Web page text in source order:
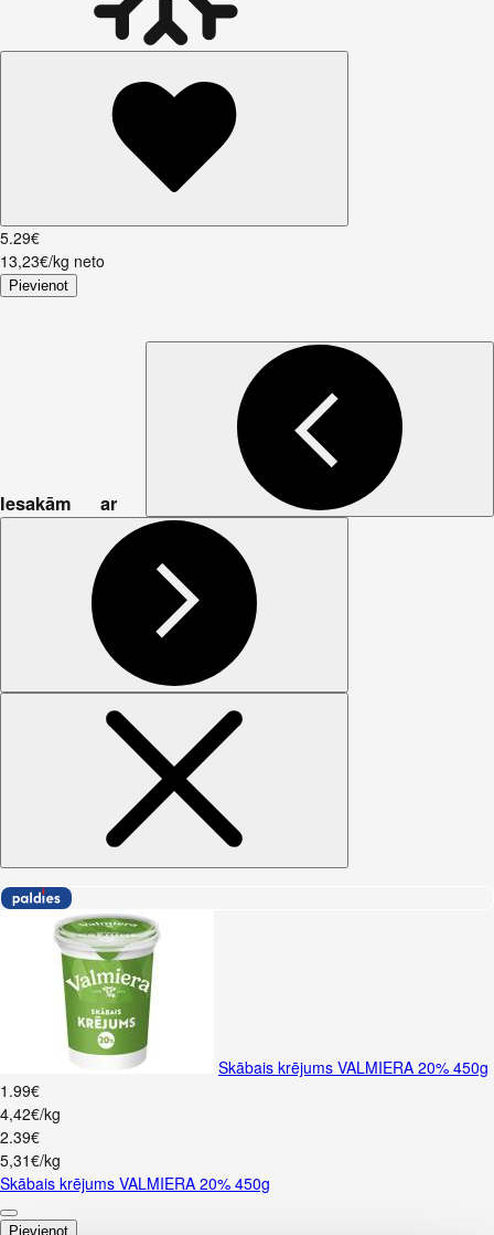
5.29€
13,23€/kg neto
Pievienot
Iesakām ar
Skābais krējums VALMIERA 20% 450g
1 .99€
4,42€/kg
2.39€
5,31€/kg
Skābais krējums VALMIERA 20% 450g
Pievienot